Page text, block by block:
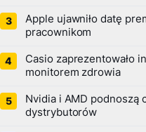
Apple ujawniło datę
pracownikom
Casio zaprezentowało
monitorem zdrowia
Nvidia i AMD podnoszą
dystrybutorów